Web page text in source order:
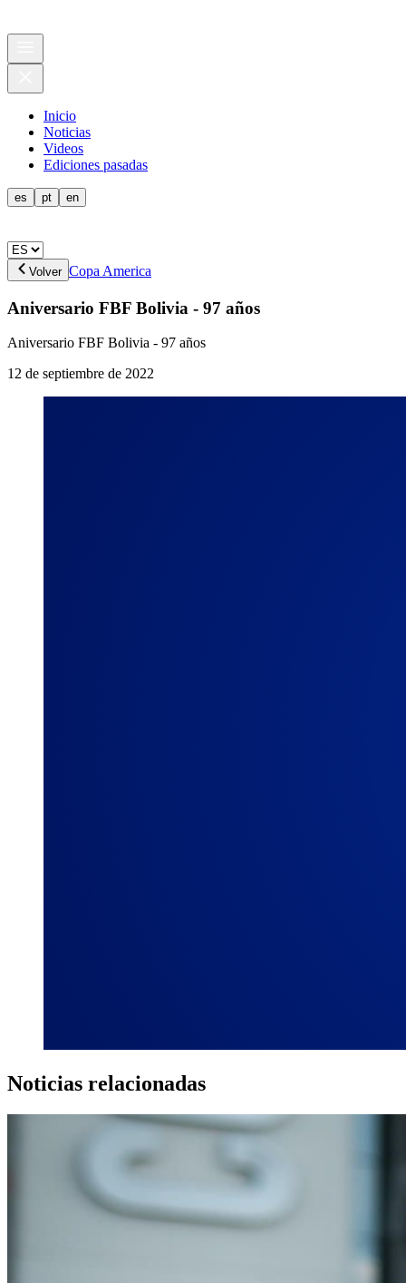
Inicio
Noticias
Videos
Ediciones pasadas
es pt en
Volver Copa America
Aniversario FBF Bolivia - 97 años
Aniversario FBF Bolivia - 97 años
12 de septiembre de 2022
Noticias relacionadas